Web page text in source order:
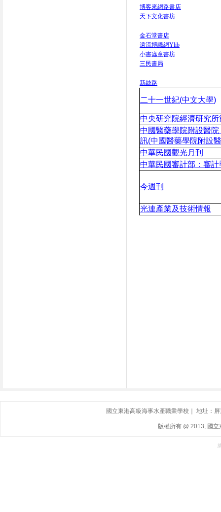
博客來網路書店
天下文化書坊
金石堂書店
遠流博識網Ylib
小書蟲童書坊
三民書局
新絲路
二十一世紀(中文大學)
中央研究院經濟研究所
中國醫藥學院附設醫
訊(中國醫藥學院附設
中華民國觀光月刊
中華民國審計部：審計
今週刊
光連產業及技術情報
國立東港高級海事水產職業學校｜ 地址：
版權所有 @ 2013, 國